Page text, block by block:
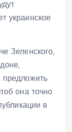
украинское
Зеленского,
предложить
она точно
в